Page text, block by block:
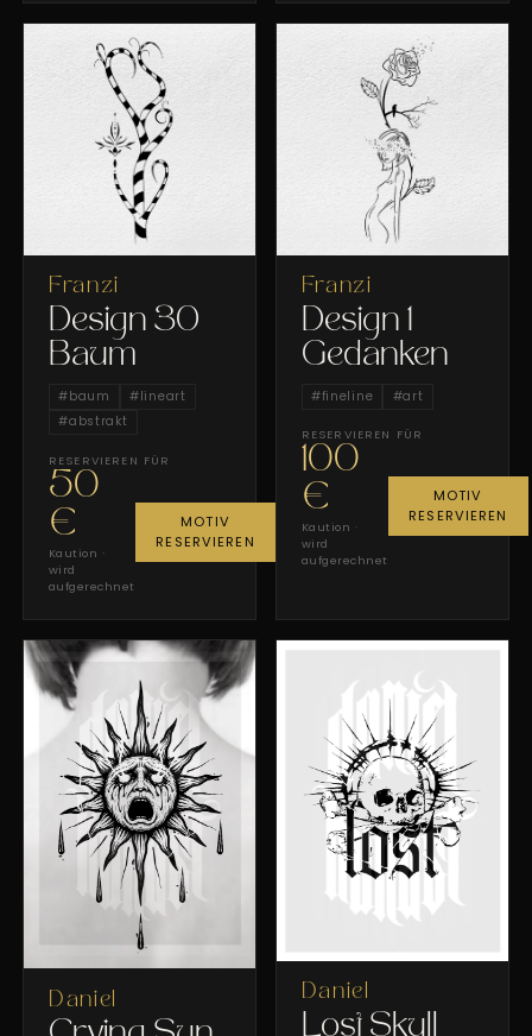
Franzi
Design 30
Baum
#baum #lineart
#abstrakt
RESERVIEREN FÜR
50
€
Kaution ·
wird
aufgerechnet
MOTIV
RESERVIEREN
Franzi
Design 1
Gedanken
#fineline #art
RESERVIEREN FÜR
100
€
Kaution ·
wird
aufgerechnet
MOTIV
RESERVIEREN
Daniel Daniel
Lost Skull